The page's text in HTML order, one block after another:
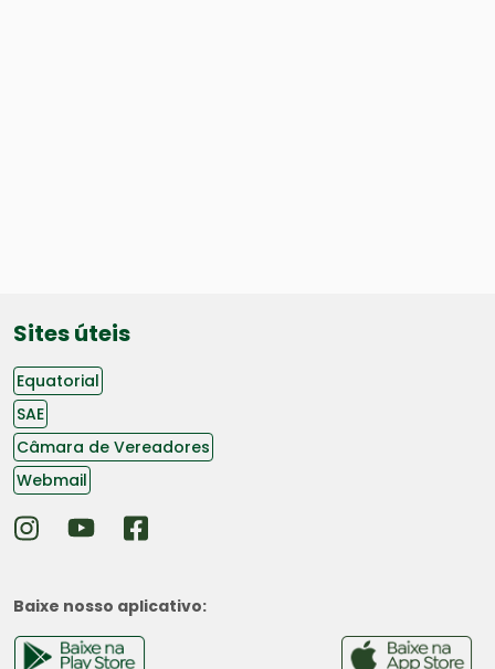
Sites úteis
Equatorial
SAE
Câmara de Vereadores
Webmail
Baixe nosso aplicativo: